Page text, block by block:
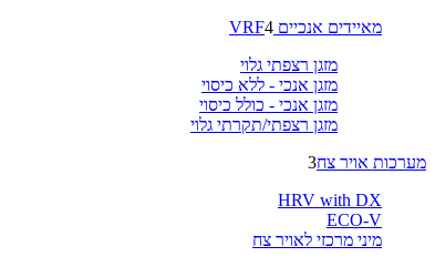
מאיידים אנכיים VRF 4
מזגן רצפתי גלוי
מזגן אנכי - ללא כיסוי
מזגן אנכי - כולל כיסוי
מזגן רצפתי/תקרתי גלוי
מערכות אויר צח3
HRV with DX
ECO-V
מיני מרכזי לאויר צח